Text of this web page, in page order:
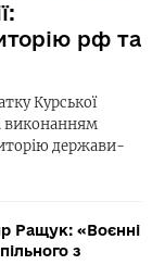
рф та
Курської
виконанням
держави-
Ращук: «Воєнні
з